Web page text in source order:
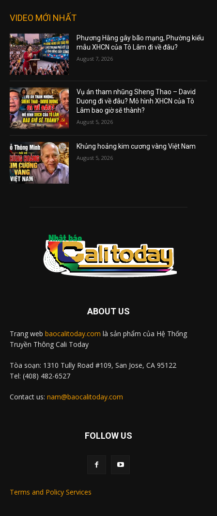
VIDEO MỚI NHẤT
Phương Hằng gây bão mạng, Phường kiểu
mẫu XHCN của Tô Lâm đi về đâu?
August 7, 2026
Vụ án tham nhũng Sheng Thao – David
Duong đi về đâu? Mô hình XHCN của Tô
Lâm bao giờ sẽ thành?
August 5, 2026
Khủng hoảng kim cương vàng Việt Nam
August 5, 2026
ABOUT US
Trang web baocalitoday.com là sản phẩm của Hệ Thống
Truyền Thông Cali Today
Tòa soạn: 1310 Tully Road #109, San Jose, CA 95122
Tel: (408) 482-6527
Contact us: nam@baocalitoday.com
FOLLOW US
Terms and Policy Services